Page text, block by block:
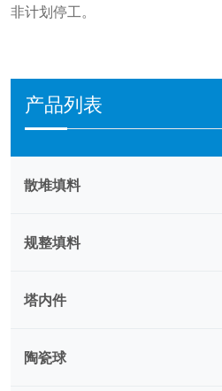
产品列表
散堆填料
规整填料
塔内件
陶瓷球
非计划停工。